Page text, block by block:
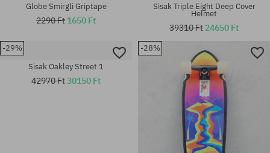
Elérhető méretek:
Elérhető méretek:
Globe Smirgli Griptape
2290 Ft 1650 Ft
Sisak Triple Eight Deep Cover
Helmet
39310 Ft 24650 Ft
-29%
Sisak Oakley Street 1
42970 Ft30150 Ft
-28%